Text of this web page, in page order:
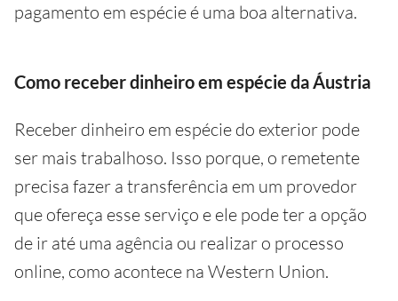
pagamento em espécie é uma boa alternativa.
Como receber dinheiro em espécie da Áustria
Receber dinheiro em espécie do exterior pode
ser mais trabalhoso. Isso porque, o remetente
precisa fazer a transferência em um provedor
que ofereça esse serviço e ele pode ter a opção
de ir até uma agência ou realizar o processo
online, como acontece na Western Union.